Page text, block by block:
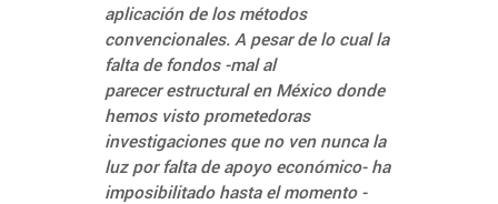
aplicación de los métodos
convencionales. A pesar de lo cual la
falta de fondos -mal al
parecer estructural en México donde
hemos visto prometedoras
investigaciones que no ven nunca la
luz por falta de apoyo económico- ha
imposibilitado hasta el momento -